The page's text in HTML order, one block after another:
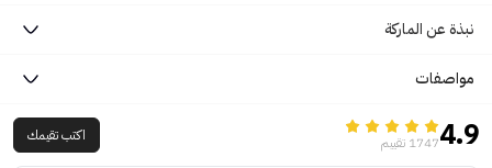
نبذة عن الماركة
مواصفات
4.91747 تقييم اكتب تقيمك